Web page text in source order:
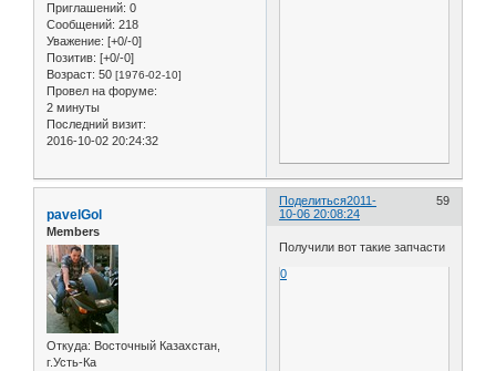
Приглашений: 0
Сообщений: 218
Уважение: [+0/-0]
Позитив: [+0/-0]
Возраст: 50 [1976-02-10]
Провел на форуме:
2 минуты
Последний визит:
2016-10-02 20:24:32
Поделиться 59
2011-
10-06 20:08:24
pavelGol
Members
Откуда: Восточный Казахстан,
г.Усть-Ка
Получили вот такие запчасти
0